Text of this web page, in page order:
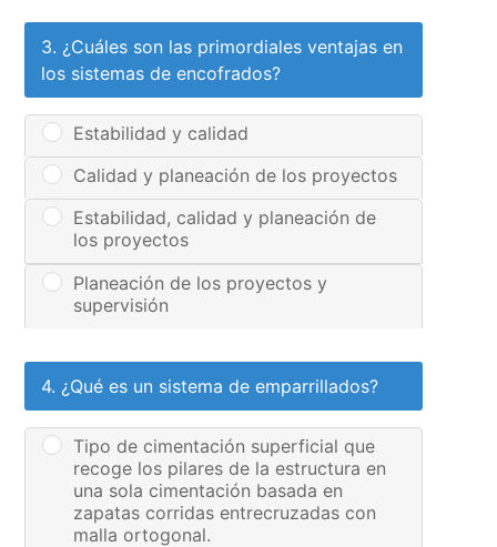
3. ¿Cuáles son las primordiales ventajas en
los sistemas de encofrados?
Estabilidad y calidad
Calidad y planeación de los proyectos
Estabilidad, calidad y planeación de
los proyectos
Planeación de los proyectos y
supervisión
4. ¿Qué es un sistema de emparrillados?
Tipo de cimentación superficial que
recoge los pilares de la estructura en
una sola cimentación basada en
zapatas corridas entrecruzadas con
malla ortogonal.